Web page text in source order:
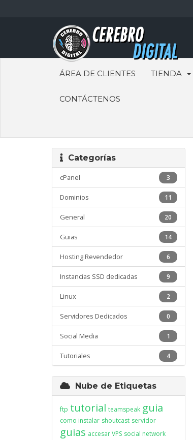
ÁREA DE CLIENTES TIENDA
CONTÁCTENOS
Categorías
3
cPanel
11
Dominios
20
General
14
Guias
6
Hosting Revendedor
9
Instancias SSD dedicadas
2
Linux
0
Servidores Dedicados
1
Social Media
4
Tutoriales
Nube de Etiquetas
ftp tutorial teamspeak guia
como instalar shoutcast servidor
guias accesar VPS social network